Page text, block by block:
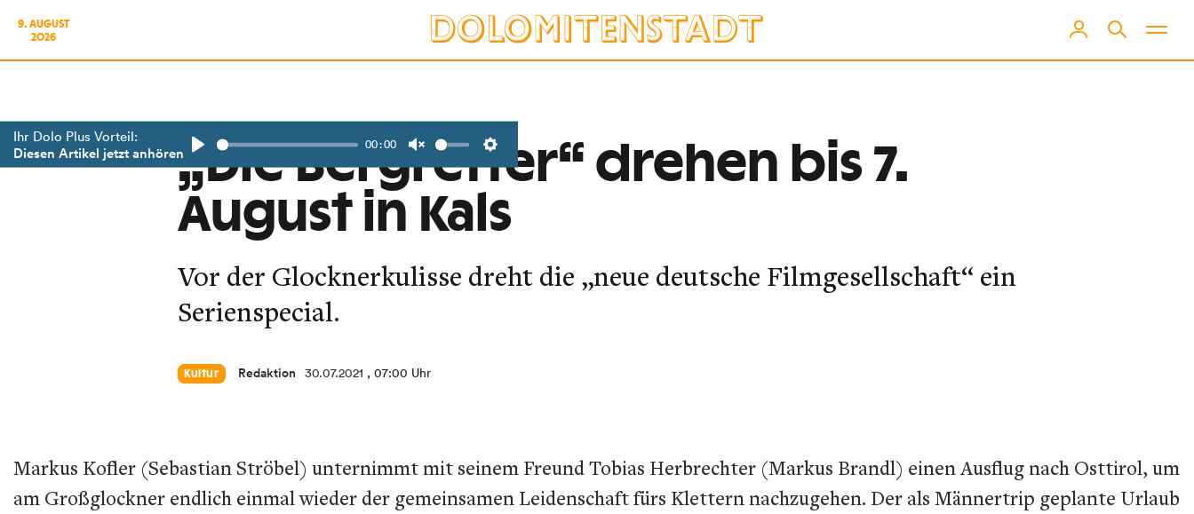
9. AUGUST
2026
Ihr Dolo Plus Vorteil:
Diesen Artikel jetzt anhören
Play
00:00
Unmute Settings
„Die Bergretter“ drehen bis 7.
August in Kals
Vor der Glocknerkulisse dreht die „neue deutsche Filmgesellschaft“ ein
Serienspecial.
Kultur Redaktion 30.07.2021 , 07:00 Uhr
Markus Kofler (Sebastian Ströbel) unternimmt mit seinem Freund Tobias Herbrechter (Markus Brandl) einen Ausflug nach Osttirol, um
am Großglockner endlich einmal wieder der gemeinsamen Leidenschaft fürs Klettern nachzugehen. Der als Männertrip geplante Urlaub